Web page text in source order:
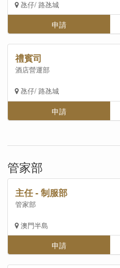
氹仔/ 路氹城
申請
禮賓司
酒店營運部
氹仔/ 路氹城
申請
管家部
主任 - 制服部
管家部
澳門半島
申請